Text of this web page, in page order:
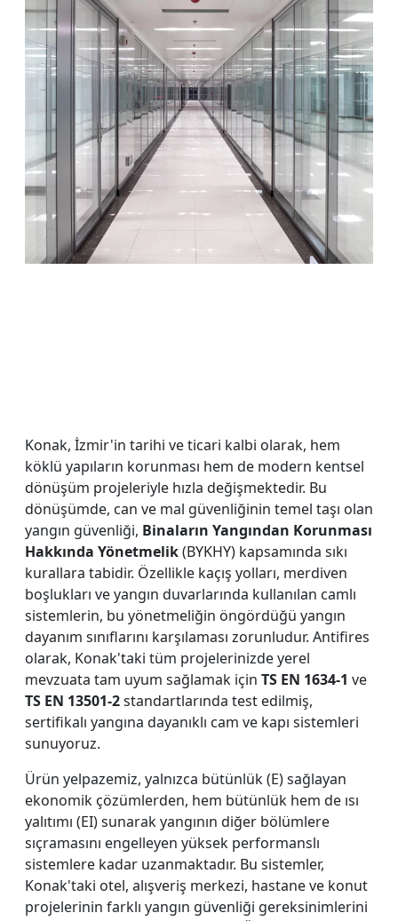
Konak, İzmir'in tarihi ve ticari kalbi olarak, hem
köklü yapıların korunması hem de modern kentsel
dönüşüm projeleriyle hızla değişmektedir. Bu
dönüşümde, can ve mal güvenliğinin temel taşı olan
yangın güvenliği, Binaların Yangından Korunması
Hakkında Yönetmelik(BYKHY) kapsamında sıkı
kurallara tabidir. Özellikle kaçış yolları, merdiven
boşlukları ve yangın duvarlarında kullanılan camlı
sistemlerin, bu yönetmeliğin öngördüğü yangın
dayanım sınıflarını karşılaması zorunludur. Antifires
olarak, Konak'taki tüm projelerinizde yerel
mevzuata tam uyum sağlamak için TS EN 1634-1 ve
TS EN 13501-2standartlarında test edilmiş,
sertifikalı yangına dayanıklı cam ve kapı sistemleri
sunuyoruz.
Ürün yelpazemiz, yalnızca bütünlük (E) sağlayan
ekonomik çözümlerden, hem bütünlük hem de ısı
yalıtımı (EI) sunarak yangının diğer bölümlere
sıçramasını engelleyen yüksek performanslı
sistemlere kadar uzanmaktadır. Bu sistemler,
Konak'taki otel, alışveriş merkezi, hastane ve konut
projelerinin farklı yangın güvenliği gereksinimlerini